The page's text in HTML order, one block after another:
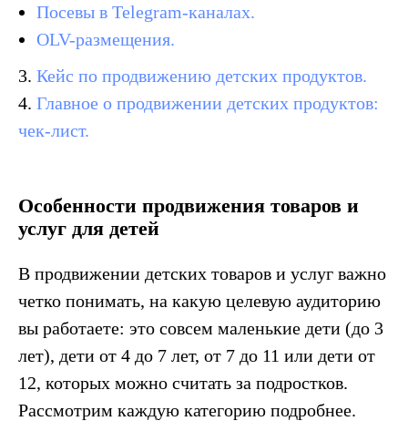
Посевы в Telegram-каналах.
OLV-размещения.
3. Кейс по продвижению детских продуктов.
4. Главное о продвижении детских продуктов:
чек-лист.
Особенности продвижения товаров и
услуг для детей
В продвижении детских товаров и услуг важно
четко понимать, на какую целевую аудиторию
вы работаете: это совсем маленькие дети (до 3
лет), дети от 4 до 7 лет, от 7 до 11 или дети от
12, которых можно считать за подростков.
Рассмотрим каждую категорию подробнее.